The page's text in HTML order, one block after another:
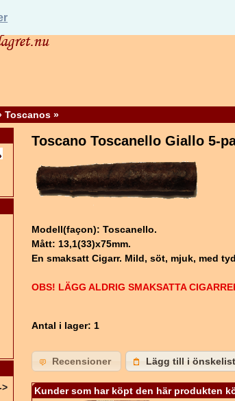
Toscanos »
Toscano Toscanello Giallo 5-
Modell(façon): Toscanello.
Mått: 13,1(33)x75mm.
En smaksatt Cigarr. Mild, söt, mjuk, med
OBS! LÄGG ALDRIG SMAKSATTA
Antal i lager: 1
Recensioner Lägg till i
Kunder som har köpt den här produkten